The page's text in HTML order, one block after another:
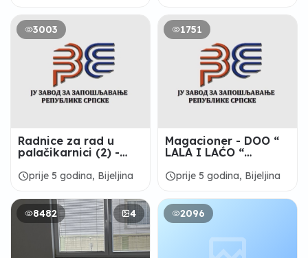
3003
Radnice za rad u
palačikarnici (2) -
scheduleprije 5 godina, Bijeljina
1751
Magacioner - DOO “
LALA I LAĆO “
scheduleprije 5 godina, Bijeljina
8482 4 2096